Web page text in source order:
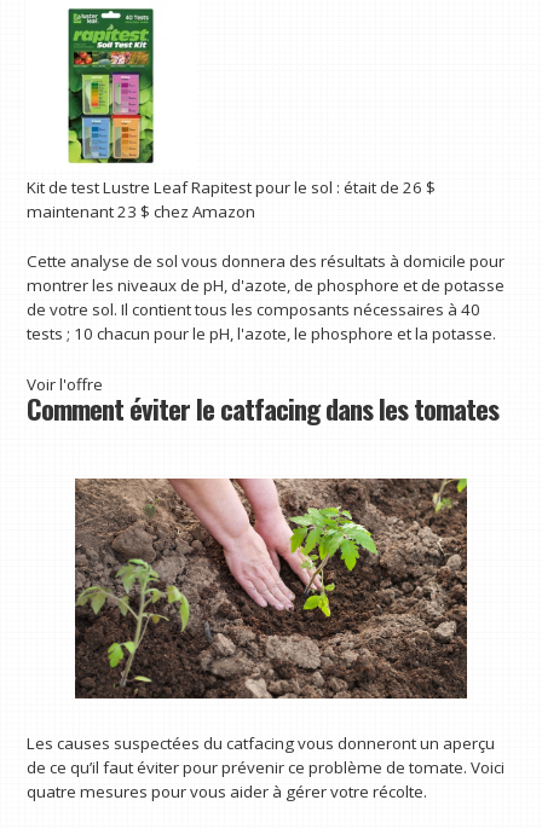
Kit de test Lustre Leaf Rapitest pour le sol : était de 26 $
maintenant 23 $ chez Amazon
Cette analyse de sol vous donnera des résultats à domicile pour
montrer les niveaux de pH, d'azote, de phosphore et de potasse
de votre sol. Il contient tous les composants nécessaires à 40
tests ; 10 chacun pour le pH, l'azote, le phosphore et la potasse.
Voir l'offre
Comment éviter le catfacing dans les tomates
Les causes suspectées du catfacing vous donneront un aperçu
de ce qu’il faut éviter pour prévenir ce problème de tomate. Voici
quatre mesures pour vous aider à gérer votre récolte.